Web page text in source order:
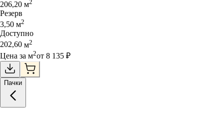
206,20 м2
Резерв
3,50 м2
Доступно
202,60 м2
Цена за м2от 8 135 ₽
Пачки